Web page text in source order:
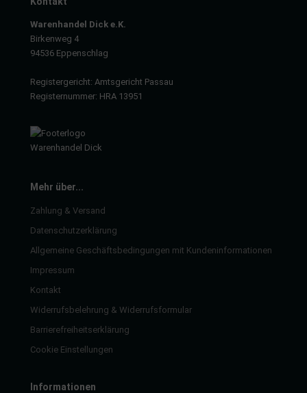
Warenhandel Dick e.K.
Birkenweg 4
94536 Eppenschlag
Registergericht: Amtsgericht Passau
Registernummer: HRA 13951
Mehr über...
Zahlung & Versand
Datenschutzerklärung
Allgemeine Geschäftsbedingungen mit Kundeninformationen
Impressum
Kontakt
Widerrufsbelehrung & Widerrufsformular
Barrierefreiheitserklärung
Cookie Einstellungen
Informationen